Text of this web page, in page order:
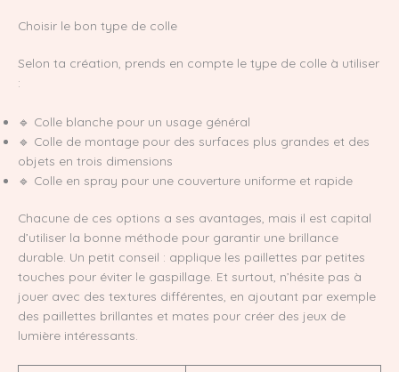
Choisir le bon type de colle
Selon ta création, prends en compte le type de colle à utiliser
:
🔹 Colle blanche pour un usage général
🔹 Colle de montage pour des surfaces plus grandes et des
objets en trois dimensions
🔹 Colle en spray pour une couverture uniforme et rapide
Chacune de ces options a ses avantages, mais il est capital
d’utiliser la bonne méthode pour garantir une brillance
durable. Un petit conseil : applique les paillettes par petites
touches pour éviter le gaspillage. Et surtout, n’hésite pas à
jouer avec des textures différentes, en ajoutant par exemple
des paillettes brillantes et mates pour créer des jeux de
lumière intéressants.